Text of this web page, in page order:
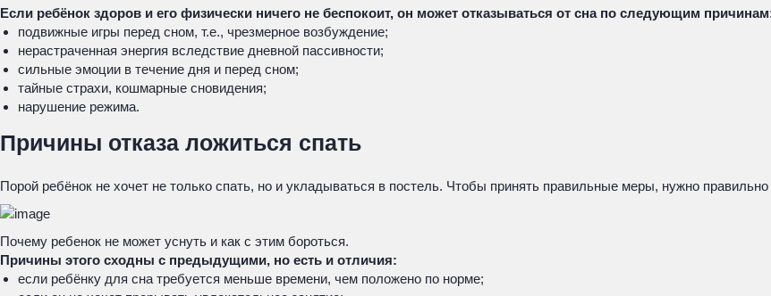
Если ребёнок здоров и его физически ничего не беспокоит, он может отказываться от сна по следующим
подвижные игры перед сном, т.е., чрезмерное возбуждение;
нерастраченная энергия вследствие дневной пассивности;
сильные эмоции в течение дня и перед сном;
тайные страхи, кошмарные сновидения;
нарушение режима.
Причины отказа ложиться спать
Порой ребёнок не хочет не только спать, но и укладываться в постель. Чтобы принять правильные меры, нужно
Почему ребенок не может уснуть и как с этим бороться.
Причины этого сходны с предыдущими, но есть и отличия:
если ребёнку для сна требуется меньше времени, чем положено по норме;